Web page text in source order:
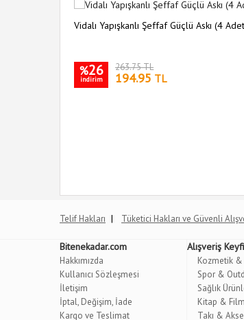
Vidalı Yapışkanlı Şeffaf Güçlü Askı (4
%26
indirim
263.75 TL
194.95 TL
Telif Hakları | Tüketici Hakları ve Güvenli
Bitenekadar.com
Hakkımızda
Kullanıcı Sözleşmesi
İletişim
İptal, Değişim, İade
Kargo ve Teslimat
Alışveriş Keyfi
Kozmetik &
Spor &
Sağlık
Kitap &
Takı &